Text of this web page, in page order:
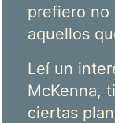
prefiero no
aquellos
Leí un
McKenna,
ciertas